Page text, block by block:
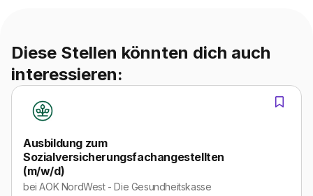
Diese Stellen könnten dich auch
interessieren:
Ausbildung zum
Sozialversicherungsfachangestellten
(m/w/d)
beiAOK NordWest - Die Gesundheitskasse